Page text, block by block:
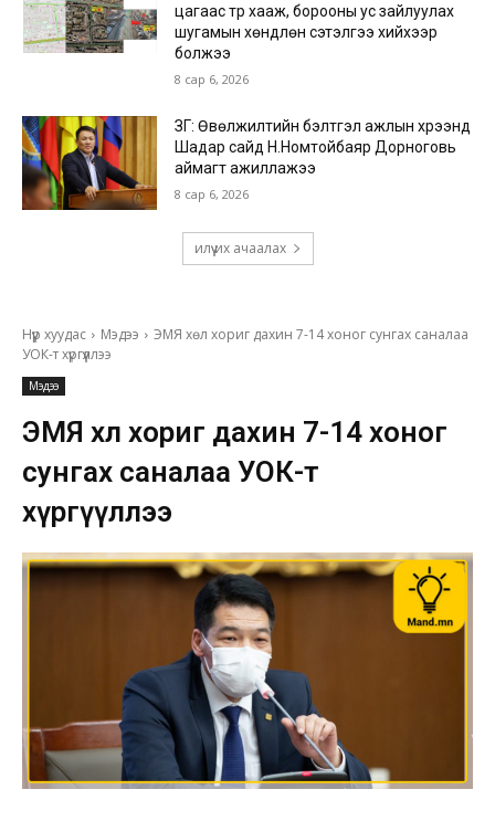
цагаас түр хааж, борооны ус зайлуулах
шугамын хөндлөн сэтэлгээ хийхээр
болжээ
8 сар 6, 2026
ЗГ: Өвөлжилтийн бэлтгэл ажлын хүрээнд
Шадар сайд Н.Номтойбаяр Дорноговь
аймагт ажиллажээ
8 сар 6, 2026
илүү их ачаалах